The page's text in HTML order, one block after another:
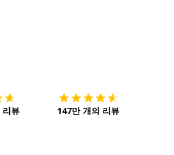
리뷰 147만 개의 리뷰